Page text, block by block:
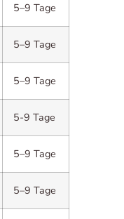
5–9 Tage
5–9 Tage
5–9 Tage
5-9 Tage
5–9 Tage
5–9 Tage